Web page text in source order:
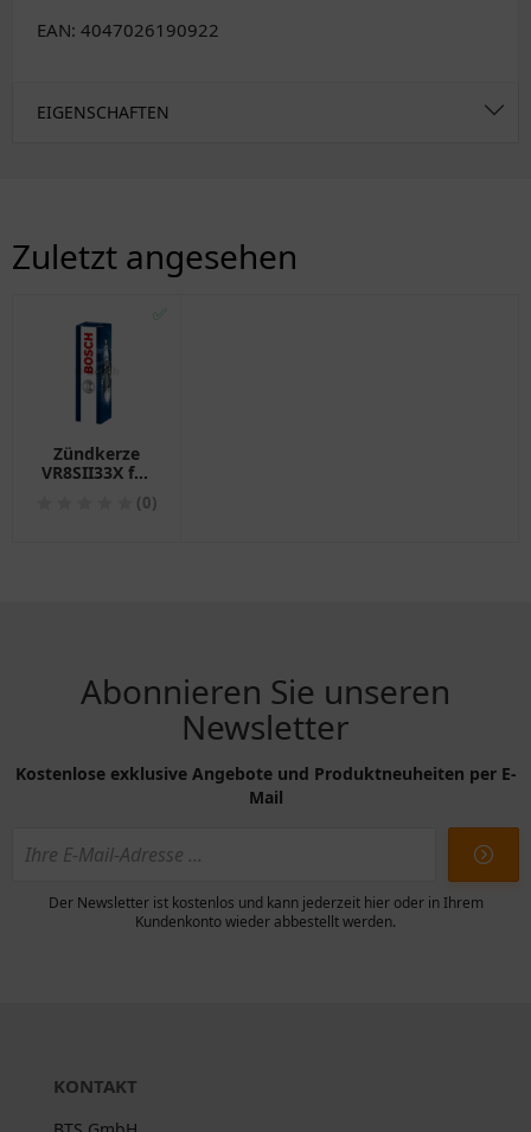
EAN: 4047026190922
EIGENSCHAFTEN
Zuletzt angesehen
✅
Zündkerze
VR8SII33X für
(0)
Abonnieren Sie unseren
Newsletter
Kostenlose exklusive Angebote und Produktneuheiten per E-
Mail
Der Newsletter ist kostenlos und kann jederzeit hier oder in Ihrem
Kundenkonto wieder abbestellt werden.
KONTAKT